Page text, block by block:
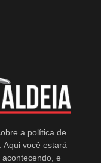
a política de
Aqui você estará
e